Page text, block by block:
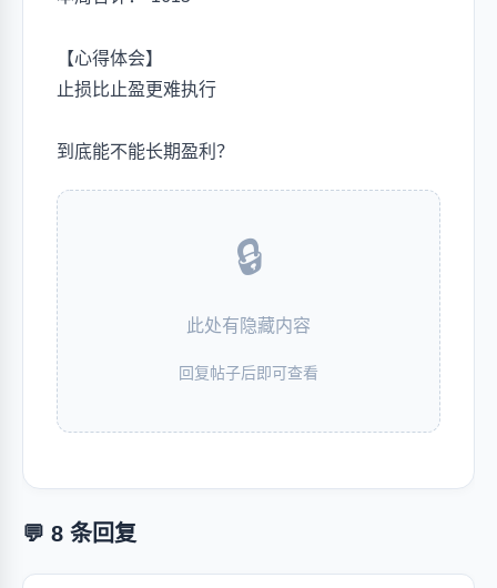
【心得体会】
止损比止盈更难执行
到底能不能长期盈利？
🔒
此处有隐藏内容
回复帖子后即可查看
💬 8 条回复